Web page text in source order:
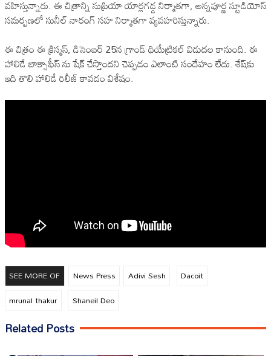
వహిస్తున్నారు. ఈ చిత్రాన్ని సుప్రియా యార్లగడ్డ నిర్మాతగా, అన్నపూర్ణ స్టూడియోస్
సమర్పణలో సునీల్ నారంగ్ సహ నిర్మాతగా వ్యవహరిస్తున్నారు.
ఈ చిత్రం ఈ క్రిస్మస్, డిసెంబర్ 25న గ్రాండ్ థియేట్రికల్ విడుదల కానుంది. ఈ
హాలిడే బాక్సాఫీస్‌ ను షేక్ చేస్తొందని చెప్పడం ఎలాంటి సందేహం లేదు. శేష్‌కు
ఇది తొలి హాలిడే రిలీజ్ కావడం విశేషం.
SEE MORE OF News Press Adivi Sesh
Dacoit
mrunal thakur
Shaneil Deo
Related Posts